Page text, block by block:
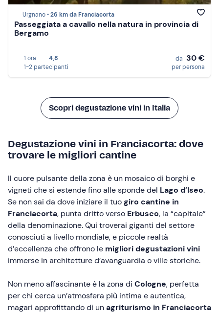
Urgnano •26 km da Franciacorta
Passeggiata a cavallo nella natura in provincia di
Bergamo
1 ora
4,8
1-2 partecipanti
da 30 €
per persona
Scopri degustazione vini in Italia
Degustazione vini in Franciacorta: dove
trovare le migliori cantine
Il cuore pulsante della zona è un mosaico di borghi e
vigneti che si estende fino alle sponde del Lago d’Iseo.
Se non sai da dove iniziare il tuogiro cantine in
Franciacorta, punta dritto verso Erbusco, la “capitale”
della denominazione. Qui troverai giganti del settore
conosciuti a livello mondiale, e piccole realtà
d’eccellenza che offrono le migliori degustazionivini
immerse in architetture d’avanguardia o ville storiche.
Non meno affascinante è la zona di Cologne, perfetta
per chi cerca un’atmosfera più intima e autentica,
magari approfittando di unagriturismo in Franciacorta